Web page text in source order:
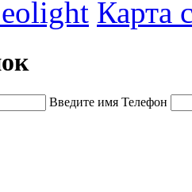
Карта
Введите имя Телефон